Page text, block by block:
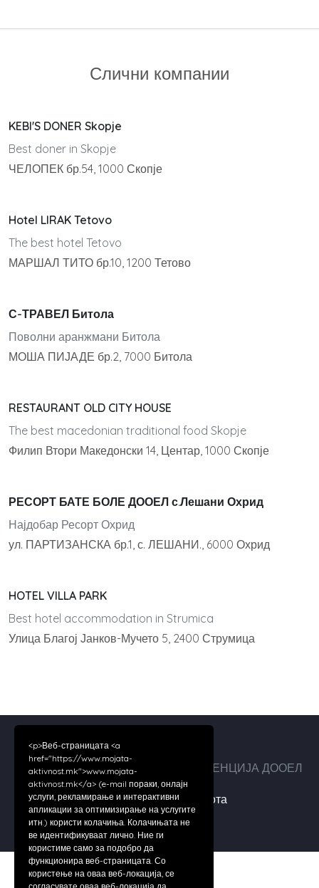
Слични компании
KEBI'S DONER Skopje
Best doner in Skopje
ЧЕЛОПЕК бр.54, 1000 Скопје
Hotel LIRAK Tetovo
The best hotel Tetovo
МАРШАЛ ТИТО бр.10, 1200 Тетово
С-ТРАВЕЛ Битола
Поволни аранжмани Битола
МОША ПИЈАДЕ бр.2, 7000 Битола
RESTAURANT OLD CITY HOUSE
The best macedonian traditional food Skopje
Филип Втори Македонски 14, Центар, 1000 Скопје
РЕСОРТ БАТЕ БОЛЕ ДООЕЛ с.Лешани Охрид
Најдобар Ресорт Охрид
ул. ПАРТИЗАНСКА бр.1, с. ЛЕШАНИ., 6000 Охрид
HOTEL VILLA PARK
Best hotel accommodation in Strumica
Улица Благој Јанков-Мучето 5, 2400 Струмица
Авторски права ©2026 ДИГИТАЛ АГЕНЦИЈА ДООЕЛ
За нас|Услови за работа
<p>Веб-страницата <a
href="https://www.mojata-
aktivnost.mk">www.mojata-
aktivnost.mk</a> (e-mail пораки, онлајн
услуги, рекламирање и интерактивни
апликации за оптимизирање на услугите
итн.) користи колачиња. Колачињата не
ве идентификуваат лично. Ние ги
користиме само за подобро да
функционира веб-страницата. Со
користење на оваа веб-локација, се